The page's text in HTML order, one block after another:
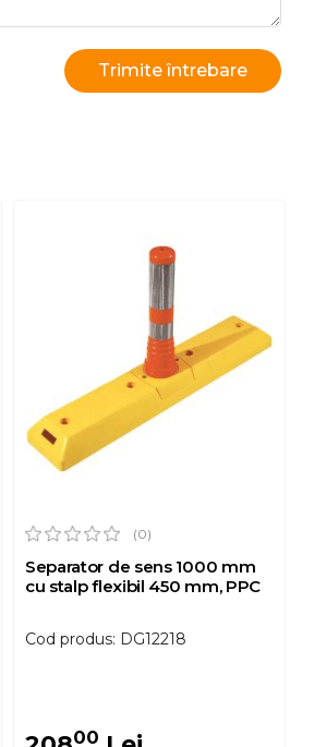
(0)
Separator de sens 1000 mm
cu stalp flexibil 450 mm, PPC
Cod produs: DG12218
00